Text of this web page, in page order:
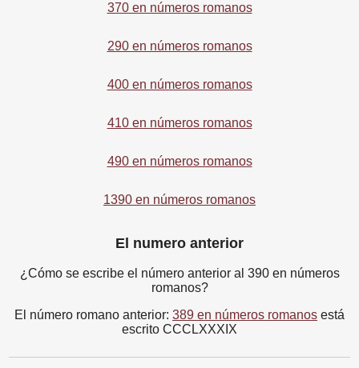
370 en números romanos
290 en números romanos
400 en números romanos
410 en números romanos
490 en números romanos
1390 en números romanos
El numero anterior
¿Cómo se escribe el número anterior al 390 en números
romanos?
El número romano anterior: 389 en números romanos está
escrito CCCLXXXIX